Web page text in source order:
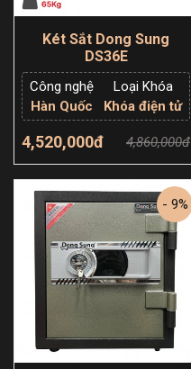
Két Sắt Dong Sung
DS36E
Công nghệ
Hàn Quốc
Loại Khóa
Khóa điện tử
4,520,000đ 4,860,000đ
Thêm giỏ hàng
- 9%